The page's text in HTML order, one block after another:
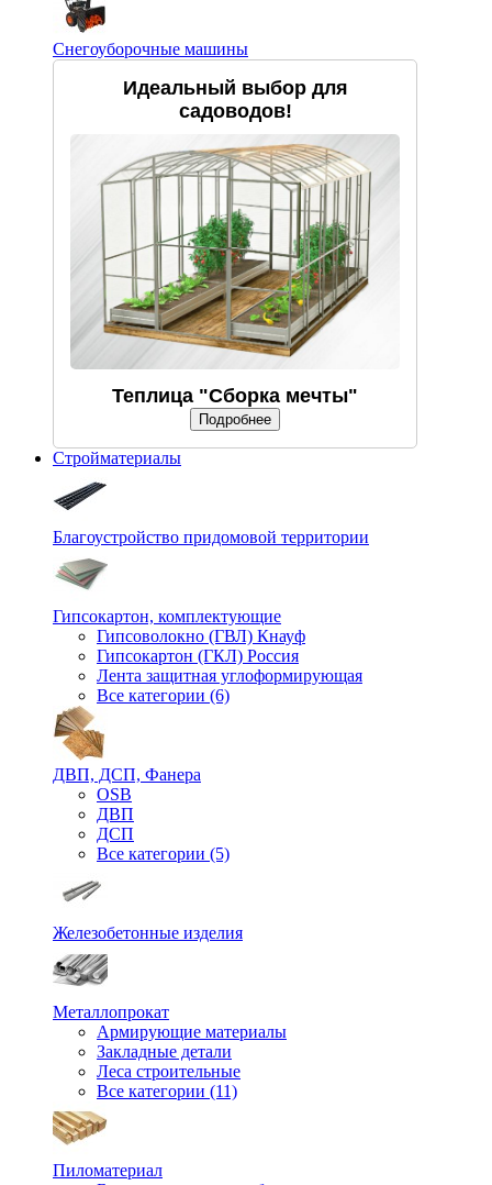
Снегоуборочные машины
Идеальный выбор для
садоводов!
Теплица "Сборка мечты"
Подробнее
Стройматериалы
Благоустройство придомовой территории
Гипсокартон, комплектующие
Гипсоволокно (ГВЛ) Кнауф
Гипсокартон (ГКЛ) Россия
Лента защитная углоформирующая
Все категории (6)
ДВП, ДСП, Фанера
OSB
ДВП
ДСП
Все категории (5)
Железобетонные изделия
Металлопрокат
Армирующие материалы
Закладные детали
Леса строительные
Все категории (11)
Пиломатериал